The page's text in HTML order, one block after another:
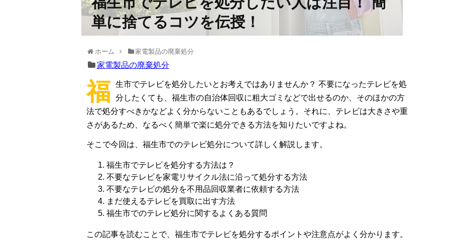
単に捨てるコツを伝授！
ホーム 家電製品の廃棄処分
家電製品の廃棄処分
福 生市でテレビを処分したいとお考えではありませんか？ 不要になったテレビを処
分したくても、福生市の自治体回収に粗大ゴミなどで出せるのか、そのほかの方
法で処分すべきかなどよく分からないこともあるでしょう。それに、テレビは大きさや重
さがあるため、なるべく簡単で楽に処分できる方法を知りたいですよね。
そこで今回は、福生市でのテレビ処分について詳しく解説します。
福生市でテレビを処分する方法は？
不要なテレビを家電リサイクル法に沿って処分する方法
不要なテレビの処分を不用品回収業者に依頼する方法
まだ使えるテレビを買取に出す方法
福生市でのテレビ処分に関するよくある質問
この記事を読むことで、福生市でテレビを処分するポイントや注意点がよく分かります。